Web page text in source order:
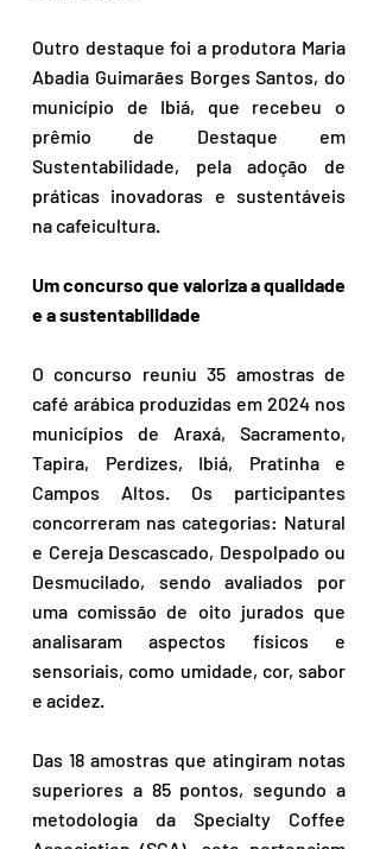
Outro destaque foi a produtora Maria
Abadia Guimarães Borges Santos, do
município de Ibiá, que recebeu o
prêmio de Destaque em
Sustentabilidade, pela adoção de
práticas inovadoras e sustentáveis
na cafeicultura.
Um concurso que valoriza a qualidade
e a sustentabilidade
O concurso reuniu 35 amostras de
café arábica produzidas em 2024 nos
municípios de Araxá, Sacramento,
Tapira, Perdizes, Ibiá, Pratinha e
Campos Altos. Os participantes
concorreram nas categorias: Natural
e Cereja Descascado, Despolpado ou
Desmucilado, sendo avaliados por
uma comissão de oito jurados que
analisaram aspectos físicos e
sensoriais, como umidade, cor, sabor
e acidez.
Das 18 amostras que atingiram notas
superiores a 85 pontos, segundo a
metodologia da Specialty Coffee